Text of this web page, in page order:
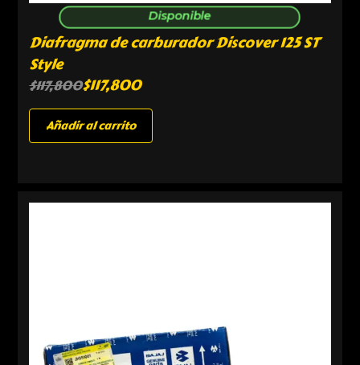
Disponible
Diafragma de carburador Discover 125 ST
Style
$117,800$117,800
Añadir al carrito